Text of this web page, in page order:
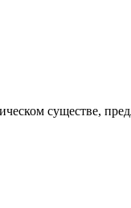
существе,